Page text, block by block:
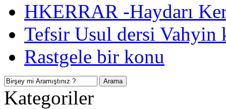
HKERRAR -Haydarı
Tefsir Usul dersi Vahyin
Rastgele bir konu
Kategoriler